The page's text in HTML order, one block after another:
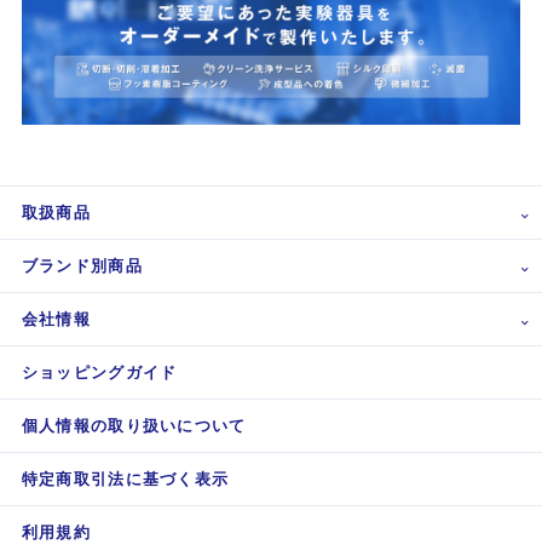
取扱商品
ブランド別商品
会社情報
ショッピングガイド
個人情報の取り扱いについて
特定商取引法に基づく表示
利用規約